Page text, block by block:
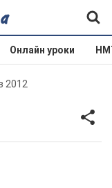
Онлайн уроки
2012